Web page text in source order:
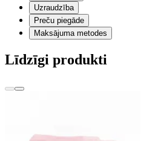
Uzraudzība
Preču piegāde
Maksājuma metodes
Līdzīgi produkti